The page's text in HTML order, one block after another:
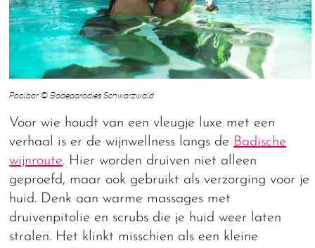
Poolbar © Badeparadies Schwarzwald
Voor wie houdt van een vleugje luxe met een
verhaal is er de wijnwellness langs de Badische
wijnroute. Hier worden druiven niet alleen
geproefd, maar ook gebruikt als verzorging voor je
huid. Denk aan warme massages met
druivenpitolie en scrubs die je huid weer laten
stralen. Het klinkt misschien als een kleine